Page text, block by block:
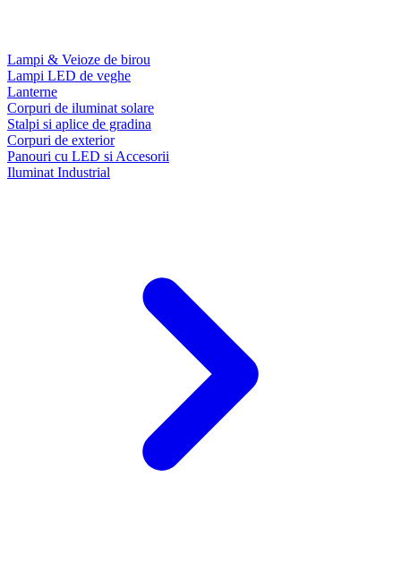
Lampi & Veioze de birou
Lampi LED de veghe
Lanterne
Corpuri de iluminat solare
Stalpi si aplice de gradina
Corpuri de exterior
Panouri cu LED si Accesorii
Iluminat Industrial